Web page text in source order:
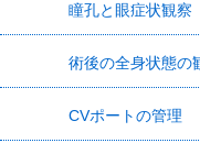
瞳孔と眼症状観察
術後の全身状態
CVポートの管理